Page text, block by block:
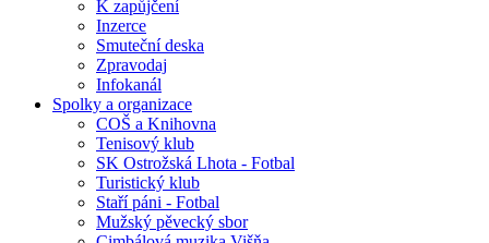
K zapůjčení
Inzerce
Smuteční deska
Zpravodaj
Infokanál
Spolky a organizace
COŠ a Knihovna
Tenisový klub
SK Ostrožská Lhota - Fotbal
Turistický klub
Staří páni - Fotbal
Mužský pěvecký sbor